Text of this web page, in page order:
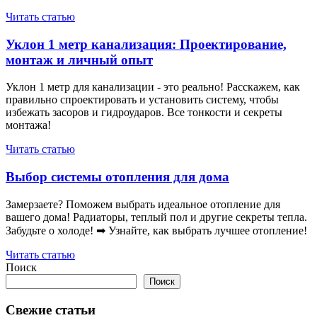
Читать статью
Уклон 1 метр канализация: Проектирование,
монтаж и личный опыт
Уклон 1 метр для канализации - это реально! Расскажем, как
правильно спроектировать и установить систему, чтобы
избежать засоров и гидроударов. Все тонкости и секреты
монтажа!
Читать статью
Выбор системы отопления для дома
Замерзаете? Поможем выбрать идеальное отопление для
вашего дома! Радиаторы, теплый пол и другие секреты тепла.
Забудьте о холоде! ➡ Узнайте, как выбрать лучшее отопление!
Читать статью
Поиск
Поиск
Свежие статьи